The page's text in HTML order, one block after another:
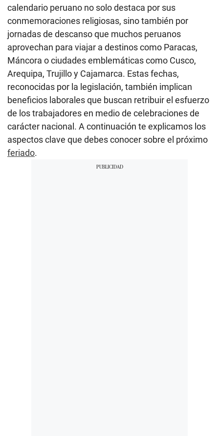
calendario peruano no solo destaca por sus
conmemoraciones religiosas, sino también por
jornadas de descanso que muchos peruanos
aprovechan para viajar a destinos como Paracas,
Máncora o ciudades emblemáticas como Cusco,
Arequipa, Trujillo y Cajamarca. Estas fechas,
reconocidas por la legislación, también implican
beneficios laborales que buscan retribuir el esfuerzo
de los trabajadores en medio de celebraciones de
carácter nacional. A continuación te explicamos los
aspectos clave que debes conocer sobre el próximo
feriado.